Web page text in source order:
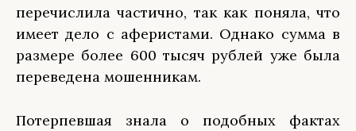
перечислила частично, так как поняла, что
имеет дело с аферистами. Однако сумма в
размере более 600 тысяч рублей уже была
переведена мошенникам.
Потерпевшая знала о подобных фактах